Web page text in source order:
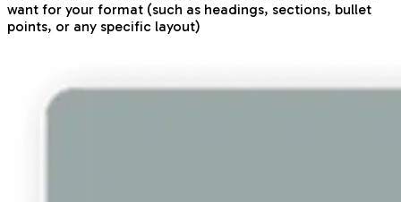
want for your format (such as headings, sections, bullet
points, or any specific layout)